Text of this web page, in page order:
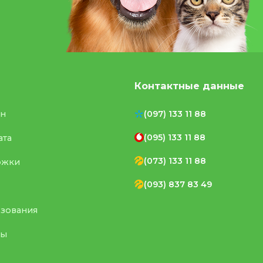
Контактные данные
(097) 133 11 88
(095) 133 11 88
(073) 133 11 88
(093) 837 83 49